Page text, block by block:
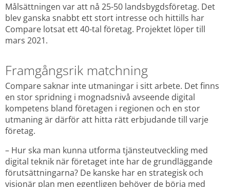
Målsättningen var att nå 25-50 landsbygdsföretag. Det
blev ganska snabbt ett stort intresse och hittills har
Compare lotsat ett 40-tal företag. Projektet löper till
mars 2021.
Framgångsrik matchning
Compare saknar inte utmaningar i sitt arbete. Det finns
en stor spridning i mognadsnivå avseende digital
kompetens bland företagen i regionen och en stor
utmaning är därför att hitta rätt erbjudande till varje
företag.
– Hur ska man kunna utforma tjänsteutveckling med
digital teknik när företaget inte har de grundläggande
förutsättningarna? De kanske har en strategisk och
visionär plan men egentligen behöver de börja med